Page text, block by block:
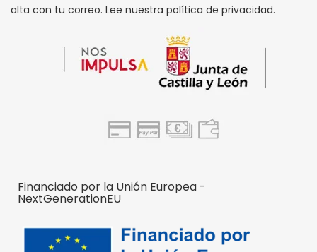
alta con tu correo. Lee nuestra política de privacidad.
Financiado por la Unión Europea -
NextGenerationEU